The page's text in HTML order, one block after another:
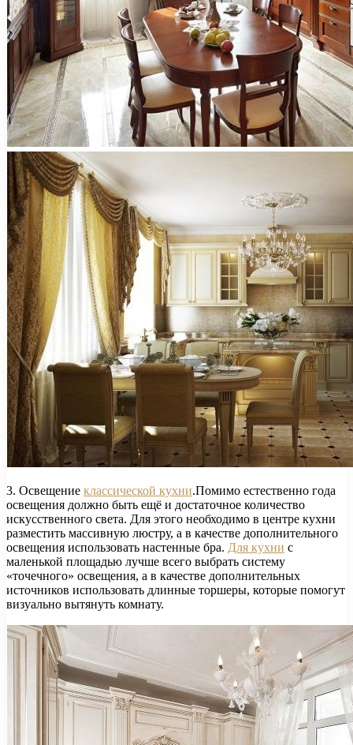
3. Освещение классической кухни.Помимо естественно года
освещения должно быть ещё и достаточное количество
искусственного света. Для этого необходимо в центре кухни
разместить массивную люстру, а в качестве дополнительного
освещения использовать настенные бра. Для кухни с
маленькой площадью лучше всего выбрать систему
«точечного» освещения, а в качестве дополнительных
источников использовать длинные торшеры, которые помогут
визуально вытянуть комнату.